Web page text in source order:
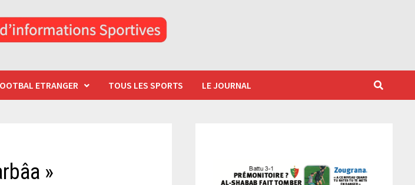
ETRANGER TOUS LES SPORTS LE JOURNAL
»